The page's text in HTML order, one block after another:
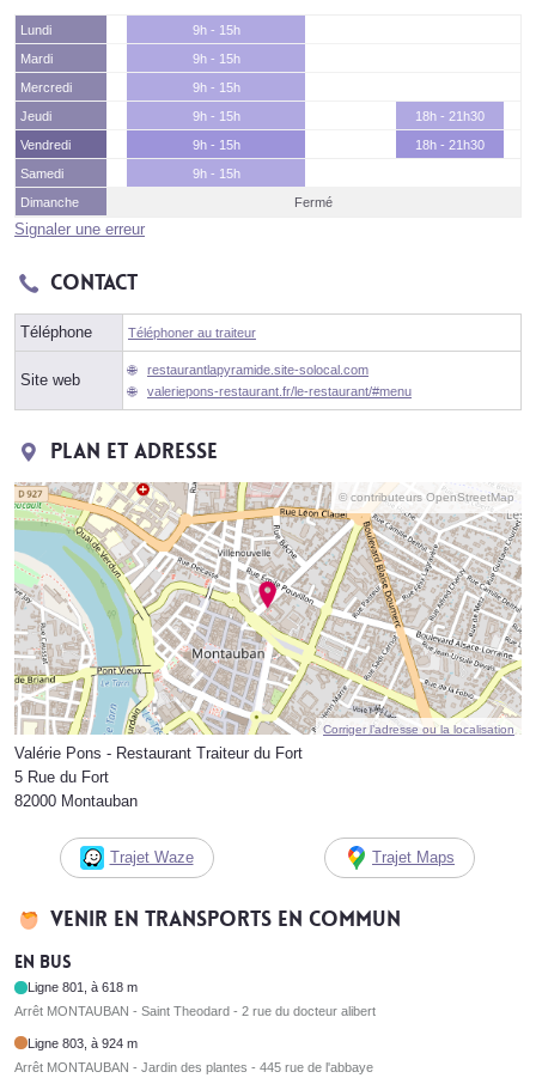
Lundi
9h - 15h
Mardi
9h - 15h
Mercredi
9h - 15h
Jeudi
9h - 15h
18h - 21h30
Vendredi
9h - 15h
18h - 21h30
Samedi
9h - 15h
Dimanche
Fermé
Signaler une erreur
Contact
Téléphone Téléphoner au traiteur
Site web
restaurantlapyramide.site-solocal.com
valeriepons-restaurant.fr/le-restaurant/#menu
Plan et adresse
© contributeurs OpenStreetMap
Corriger l’adresse ou la localisation
Valérie Pons - Restaurant Traiteur du Fort
5 Rue du Fort
82000 Montauban
Trajet Waze Trajet Maps
Venir en transports en commun
En bus
Ligne 801, à 618 m
Arrêt MONTAUBAN - Saint Theodard - 2 rue du docteur alibert
Ligne 803, à 924 m
Arrêt MONTAUBAN - Jardin des plantes - 445 rue de l'abbaye